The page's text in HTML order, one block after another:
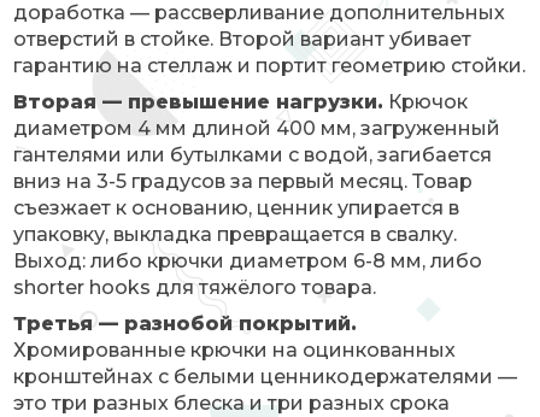
доработка — рассверливание дополнительных
отверстий в стойке. Второй вариант убивает
гарантию на стеллаж и портит геометрию стойки.
Вторая — превышение нагрузки. Крючок
диаметром 4 мм длиной 400 мм, загруженный
гантелями или бутылками с водой, загибается
вниз на 3-5 градусов за первый месяц. Товар
съезжает к основанию, ценник упирается в
упаковку, выкладка превращается в свалку.
Выход: либо крючки диаметром 6-8 мм, либо
shorter hooks для тяжёлого товара.
Третья — разнобой покрытий.
Хромированные крючки на оцинкованных
кронштейнах с белыми ценникодержателями —
это три разных блеска и три разных срока